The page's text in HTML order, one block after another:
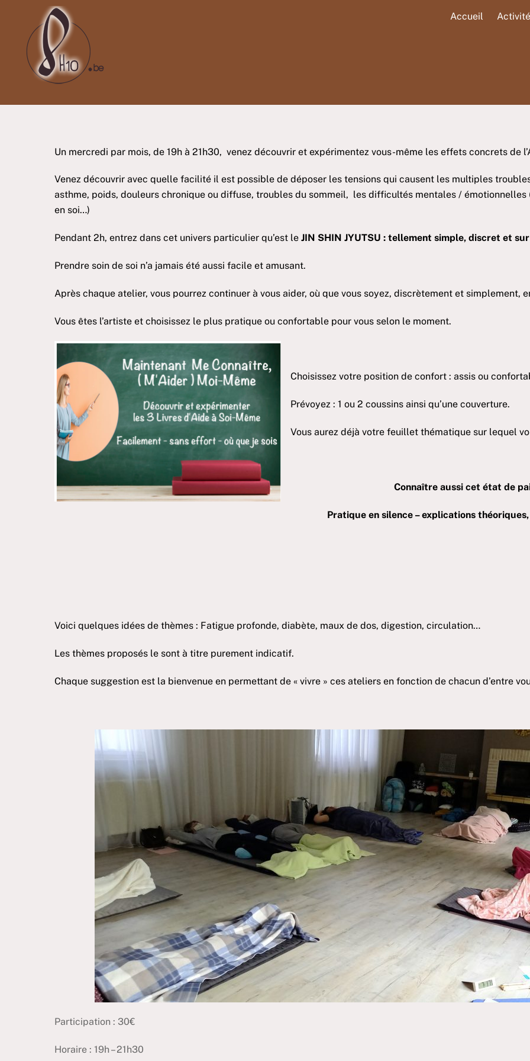
content
Accueil
Un mercredi par mois, de 19h à 21h30, venez découvrir et expérimentez vous-même les effets concrets de
Venez découvrir avec quelle facilité il est possible de déposer les tensions qui causent les multiples
asthme, poids, douleurs chronique ou diffuse, troubles du sommeil, les difficultés mentales /
en soi…)
Pendant 2h, entrez dans cet univers particulier qu’est le JIN SHIN JYUTSU : tellement simple, discret et
Prendre soin de soi n’a jamais été aussi facile et amusant.
Après chaque atelier, vous pourrez continuer à vous aider, où que vous soyez, discrètement et simplement,
Vous êtes l’artiste et choisissez le plus pratique ou confortable pour vous selon le moment.
Choisissez votre position de confort : assis ou
Prévoyez : 1 ou 2 coussins ainsi qu’une couverture.
Vous aurez déjà votre feuillet thématique sur lequel
Connaître aussi cet état de
Pratique en silence – explications
Voici quelques idées de thèmes : Fatigue profonde, diabète, maux de dos, digestion, circulation…
Les thèmes proposés le sont à titre purement indicatif.
Chaque suggestion est la bienvenue en permettant de « vivre » ces ateliers en fonction de chacun d’entre
Participation : 30€
Horaire : 19h – 21h30